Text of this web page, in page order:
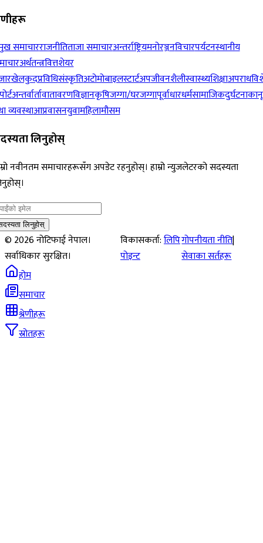
समाचारराजनीतिताजा समाचारअन्तर्राष्ट्रियमनोरञ्जनविचारपर्यटनस्थानीय
अर्थतन्त्रवित्तशेयर
खेलकुदप्रविधिसंस्कृतिअटोमोबाइलस्टार्टअपजीवनशैलीस्वास्थ्यशिक्षाअपराध
अन्तर्वार्तावातावरणविज्ञानकृषिजग्गा/घरजग्गापूर्वाधारधर्मसामाजिकदुर्घटना
व्यवस्थाआप्रवासनयुवामहिलामौसम
लिनुहोस्
नवीनतम समाचारहरूसँग अपडेट रहनुहोस्। हाम्रो न्युजलेटरको सदस्यता
लिनुहोस्
©2026नोटिफाई नेपाल।
सर्वाधिकार सुरक्षित।
विकासकर्ता:लिपि
पोइन्ट
गोपनीयता नीति|
सेवाका सर्तहरू
होम
समाचार
श्रेणीहरू
स्रोतहरू